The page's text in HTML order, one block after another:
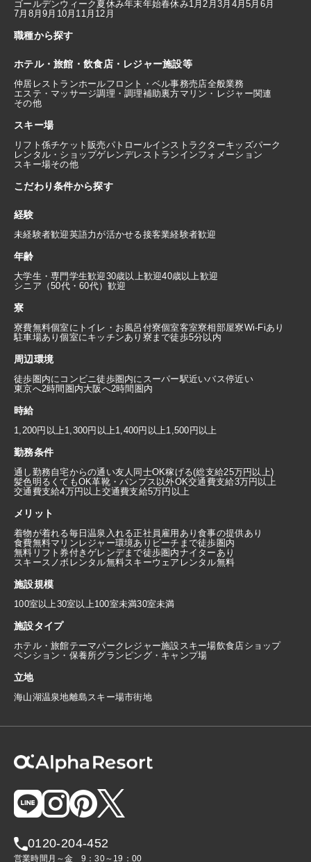
ゴールデンウィーク 夏休み年末年始春休み1月 2月3月 4月5月 6月
7月 8月9月 10月 11月 12月
職種から探す
ホテル・旅館・飲食店・レジャー施設等
仲居 レストランホールフロント・ベル事務売店全般業務
エステ・マッサージ調理・調理補助裏方マリン・レジャー関連
その他
スキー場
リフト係チケット販売パトロールインストラクターキッズパーク
レンタル・ショップゲレンデレストラン インフォメーション
スキー場その他
こだわり条件から探す
経験
未経験者歓迎英語力が活かせる接客業経験者歓迎
年齢
大学生・専門学生歓迎30歳以上歓迎40歳以上歓迎
シニア（50代・60代）歓迎
寮
寮費無料個室にトイレ・お風呂付寮個室客室寮相部屋寮Wi-Fiあり
駐車場あり個室にキッチンあり 寮まで徒歩5分以内
周辺環境
徒歩圏内にコンビニ徒歩圏内にスーパー駅近いバス停近い
東京へ2時間圏内大阪へ2時間圏内
時給
1,200円以上1,300円以上1,400円以上1,500円以上
勤務条件
通し勤務自宅からの通い友人同士OK稼げる(総支給25万円以上)
髪色明るくてもOK革靴・パンプス以外OK交通費支給3万円以上
交通費支給4万円以上交通費支給5万円以上
メリット
着物が着れる毎日温泉入れる正社員雇用あり食事の提供あり
食費無料マリンレジャー環境あり ビーチまで徒歩圏内
無料リフト券付きゲレンデまで徒歩圏内ナイターあり
スキースノボレンタル無料スキーウェアレンタル無料
施設規模
100室以上30室以上100室未満30室未満
施設タイプ
ホテル・旅館テーマパーク レジャー施設 スキー場飲食店ショップ
ペンション・保養所グランピング・キャンプ場
立地
海山湖温泉地離島 スキー場市街地
0120-204-452
営業時間 月～金 9：30～19：00